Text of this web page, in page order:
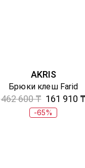
AKRIS
Брюки клеш Farid
462 600 ₸ 161 910 ₸
-65%